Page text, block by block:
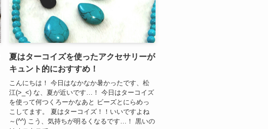
夏はターコイズを使ったアクセサリーが
キュント的におすすめ！
こんにちは！ 今日はなかなか暑かったです、松
江(>_<) な、夏が近いです…！ 今日はターコイズ
を使って何つくろーかなあと ビーズとにらめっ
こしてます。 夏はターコイズ！！いいですよね
～(^^) こう、気持ちが明るくなるです…！ 黒いの